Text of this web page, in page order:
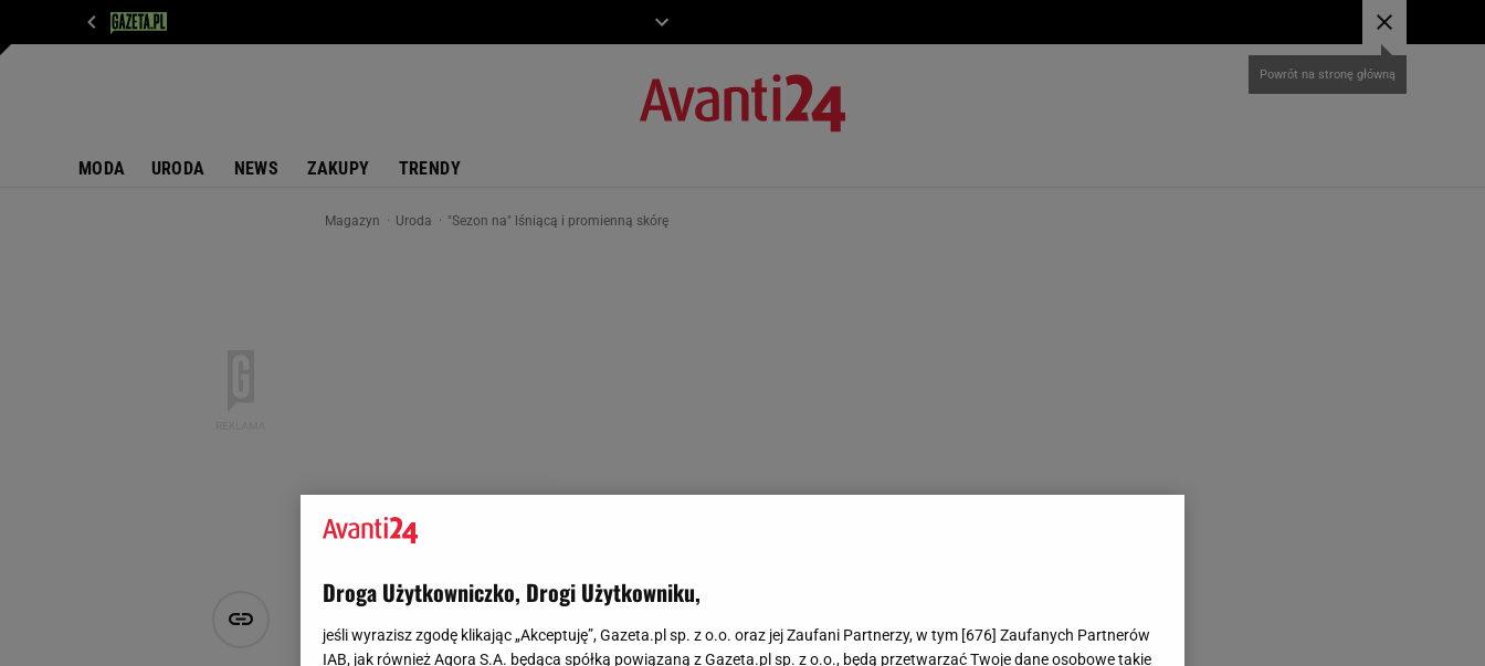
MODA URODA NEWS ZAKUPY TRENDY
Magazyn Uroda "Sezon na" lśniącą i promienną skórę
"Sezon na" lśniącą i promienną skórę. Dojrzałe kobiety
Droga Użytkowniczko, Drogi Użytkowniku,
jeśli wyrazisz zgodę klikając „Akceptuję”, Gazeta.pl sp. z o.o. oraz jej Zaufani Partnerzy, w tym [676] Zaufanych Partnerów
IAB, jak również Agora S.A. będąca spółką powiązaną z Gazeta.pl sp. z o.o., będą przetwarzać Twoje dane osobowe takie